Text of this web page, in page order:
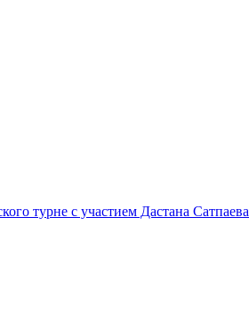
турне с участием Дастана Сатпаева